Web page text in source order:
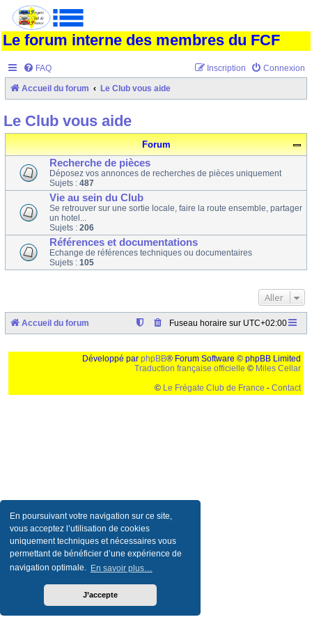
En poursuivant votre navigation sur ce site,
vous acceptez l’utilisation de cookies
uniquement techniques et nécessaires vous
permettant de bénéficier d’une expérience de
navigation optimale. En savoir plus…
J’accepte
Le forum interne des membres du FCF
FAQ Connexion
Inscription
Accueil du forum Le Club vous aide
Le Club vous aide
Forum
Recherche de pièces
Déposez vos annonces de recherches de pièces uniquement
Sujets : 487
Vie au sein du Club
Se retrouver sur une sortie locale, faire la route ensemble, partager
un hotel...
Sujets : 206
Références et documentations
Echange de références techniques ou documentaires
Sujets : 105
Aller
Accueil du forum Fuseau horaire sur UTC+02:00
Développé par phpBB® Forum Software © phpBB Limited
Traduction française officielle © Miles Cellar
© Le Frégate Club de France - Contact